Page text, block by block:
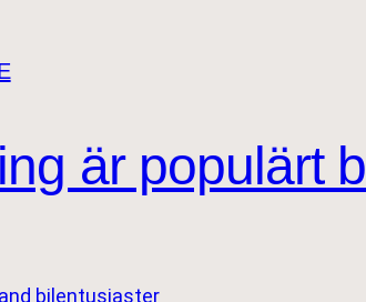
är populärt